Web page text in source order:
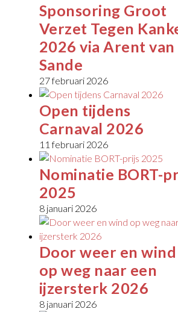
Sponsoring Groot
Verzet Tegen
2026 via Arent van
Sande
27 februari 2026
Open tijdens
Carnaval 2026
11 februari 2026
Nominatie BORT-
2025
8 januari 2026
Door weer en wind
op weg naar een
ijzersterk 2026
8 januari 2026